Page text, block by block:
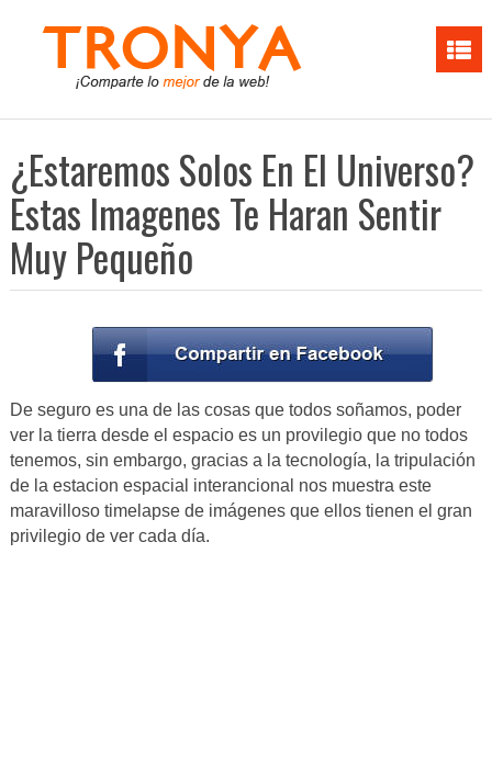
¿Estaremos Solos En El Universo?
Estas Imagenes Te Haran Sentir
Muy Pequeño
De seguro es una de las cosas que todos soñamos, poder
ver la tierra desde el espacio es un provilegio que no todos
tenemos, sin embargo, gracias a la tecnología, la tripulación
de la estacion espacial interancional nos muestra este
maravilloso timelapse de imágenes que ellos tienen el gran
privilegio de ver cada día.